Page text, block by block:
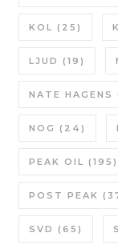
KOL (25)
LJUD (19)
NATE HAGENS
NOG (24)
PEAK OIL (195)
POST PEAK
SVD (65)